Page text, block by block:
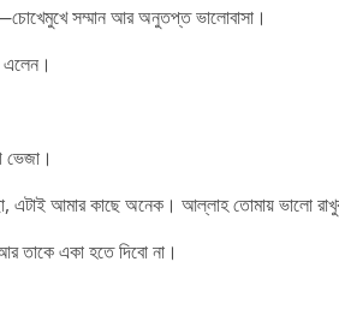
সম্মান আর অনুতপ্ত ভালোবাসা।
এলেন।
ভেজা।
এটাই আমার কাছে অনেক। আল্লাহ তোমায় ভালো
তাকে একা হতে দিবো না।